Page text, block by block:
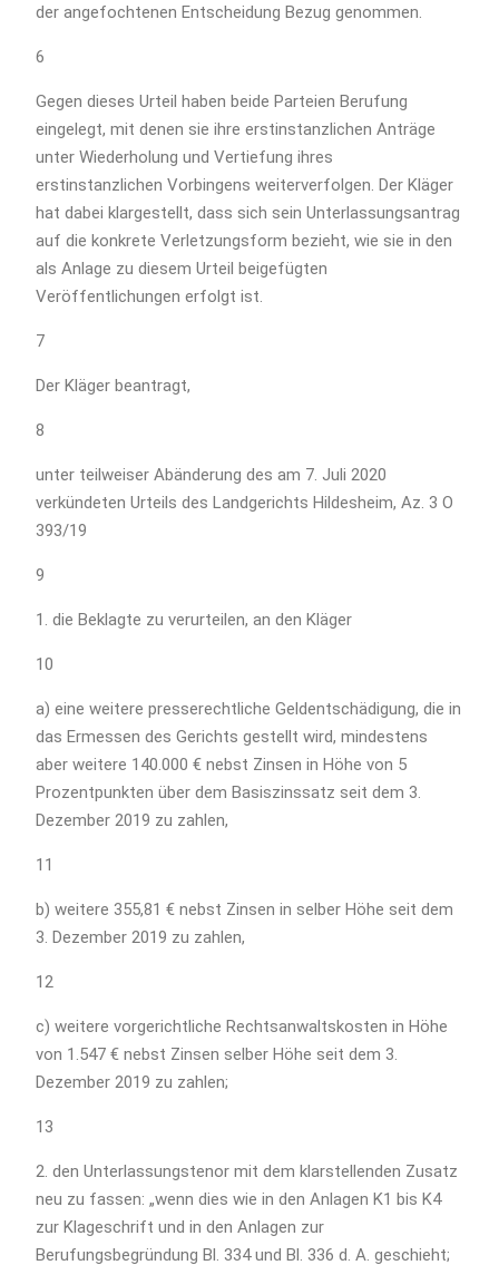
der angefochtenen Entscheidung Bezug genommen.
6
Gegen dieses Urteil haben beide Parteien Berufung
eingelegt, mit denen sie ihre erstinstanzlichen Anträge
unter Wiederholung und Vertiefung ihres
erstinstanzlichen Vorbingens weiterverfolgen. Der Kläger
hat dabei klargestellt, dass sich sein Unterlassungsantrag
auf die konkrete Verletzungsform bezieht, wie sie in den
als Anlage zu diesem Urteil beigefügten
Veröffentlichungen erfolgt ist.
7
Der Kläger beantragt,
8
unter teilweiser Abänderung des am 7. Juli 2020
verkündeten Urteils des Landgerichts Hildesheim, Az. 3 O
393/19
9
1. die Beklagte zu verurteilen, an den Kläger
10
a) eine weitere presserechtliche Geldentschädigung, die in
das Ermessen des Gerichts gestellt wird, mindestens
aber weitere 140.000 € nebst Zinsen in Höhe von 5
Prozentpunkten über dem Basiszinssatz seit dem 3.
Dezember 2019 zu zahlen,
11
b) weitere 355,81 € nebst Zinsen in selber Höhe seit dem
3. Dezember 2019 zu zahlen,
12
c) weitere vorgerichtliche Rechtsanwaltskosten in Höhe
von 1.547 € nebst Zinsen selber Höhe seit dem 3.
Dezember 2019 zu zahlen;
13
2. den Unterlassungstenor mit dem klarstellenden Zusatz
neu zu fassen: „wenn dies wie in den Anlagen K1 bis K4
zur Klageschrift und in den Anlagen zur
Berufungsbegründung Bl. 334 und Bl. 336 d. A. geschieht;